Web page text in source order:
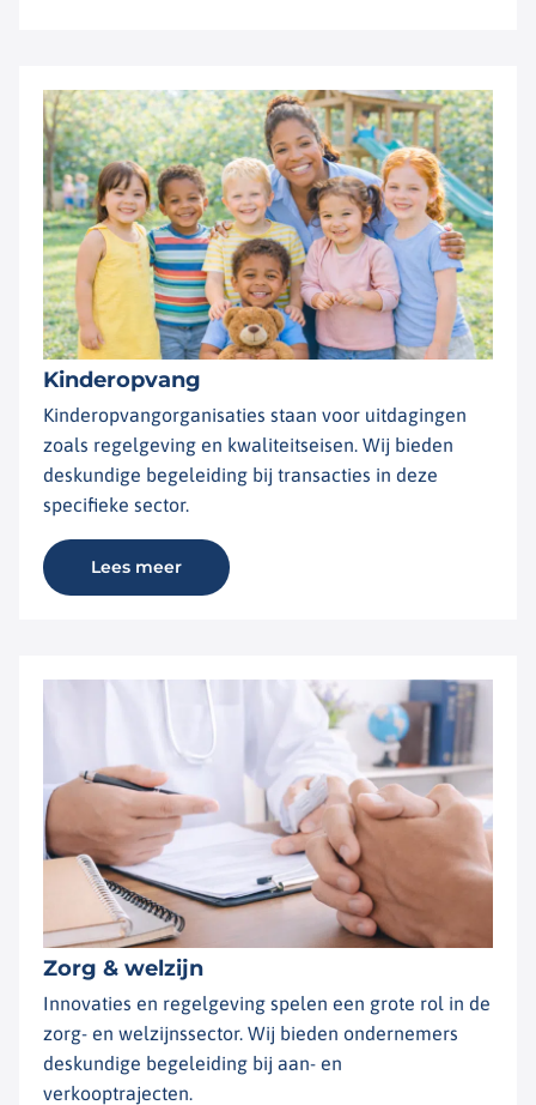
Kinderopvang
Kinderopvangorganisaties staan voor uitdagingen
zoals regelgeving en kwaliteitseisen. Wij bieden
deskundige begeleiding bij transacties in deze
specifieke sector.
Lees meer
Zorg & welzijn
Innovaties en regelgeving spelen een grote rol in de
zorg- en welzijnssector. Wij bieden ondernemers
deskundige begeleiding bij aan- en
verkooptrajecten.